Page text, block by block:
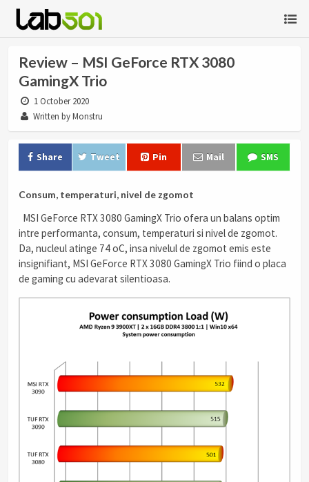
Review – MSI GeForce RTX 3080
GamingX Trio
1 October 2020
Written by Monstru
Share Tweet Pin Mail SMS
Consum, temperaturi, nivel de zgomot
MSI GeForce RTX 3080 GamingX Trio ofera un balans optim
intre performanta, consum, temperaturi si nivel de zgomot.
Da, nucleul atinge 74 oC, insa nivelul de zgomot emis este
insignifiant, MSI GeForce RTX 3080 GamingX Trio fiind o placa
de gaming cu adevarat silentioasa.